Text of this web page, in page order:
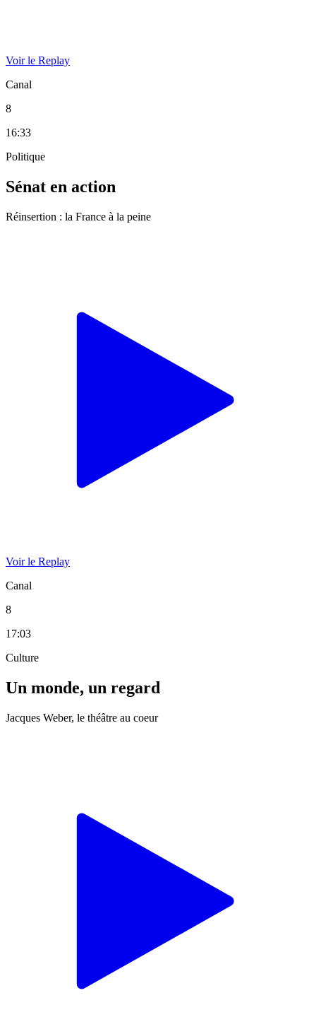
Voir le Replay
Canal
8
16:33
Politique
Sénat en action
Réinsertion : la France à la peine
Voir le Replay
Canal
8
17:03
Culture
Un monde, un regard
Jacques Weber, le théâtre au coeur